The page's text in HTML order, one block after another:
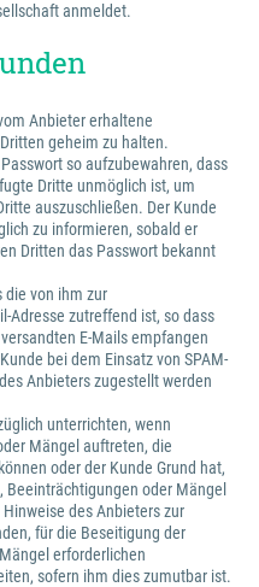
anmeldet.
Anbieter erhaltene
geheim zu halten.
so aufzubewahren, dass
Dritte unmöglich ist, um
auszuschließen. Der Kunde
zu informieren, sobald er
Dritten das Passwort bekannt
die von ihm zur
Adresse zutreffend ist, so dass
E-Mails empfangen
bei dem Einsatz von SPAM-
Anbieters zugestellt werden
unterrichten, wenn
Mängel auftreten, die
oder der Kunde Grund hat,
oder Mängel
des Anbieters zur
für die Beseitigung der
erforderlichen
sofern ihm dies zumutbar ist.